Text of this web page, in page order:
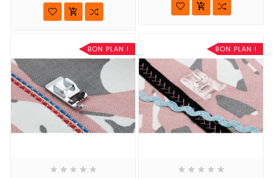


BON PLAN !
    
BON PLAN !
    